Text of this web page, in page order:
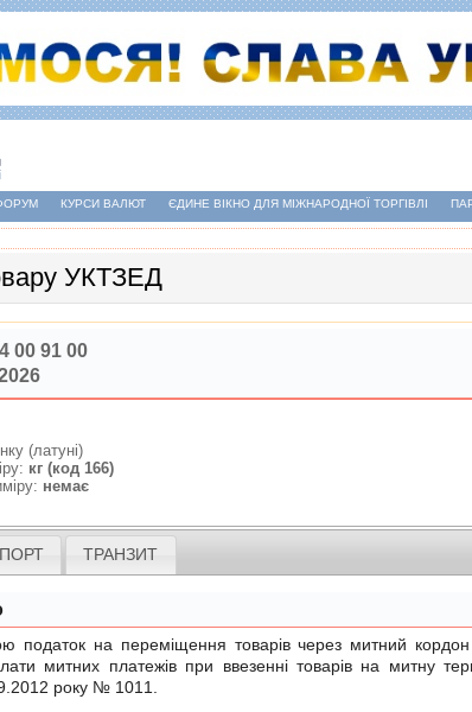
КУРСИ ВАЛЮТ ЄДИНЕ ВІКНО ДЛЯ МІЖНАРОДНОЇ ТОРГІВЛІ
УКТЗЕД
00 91 00
(латунi)
кг (код 166)
немає
ТРАНЗИТ
на переміщення товарів через митний кордон
митних платежiв при ввезеннi товарiв на митну
року № 1011